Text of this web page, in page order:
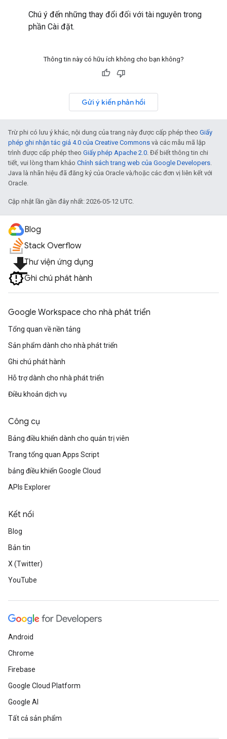
Chú ý đến những thay đổi đối với tài nguyên trong
phần Cài đặt.
Thông tin này có hữu ích không cho bạn không?
Gửi ý kiến phản hồi
Trừ phi có lưu ý khác, nội dung của trang này được cấp phép theo Giấy
phép ghi nhận tác giả 4.0 của Creative Commons và các mẫu mã lập
trình được cấp phép theo Giấy phép Apache 2.0. Để biết thông tin chi
tiết, vui lòng tham khảo Chính sách trang web của Google Developers.
Java là nhãn hiệu đã đăng ký của Oracle và/hoặc các đơn vị liên kết với
Oracle.
Cập nhật lần gần đây nhất: 2026-05-12 UTC.
Blog
Stack Overflow
file_downloadThư viện ứng dụng
Ghi chú phát hành
Google Workspace cho nhà phát triển
Tổng quan về nền tảng
Sản phẩm dành cho nhà phát triển
Ghi chú phát hành
Hỗ trợ dành cho nhà phát triển
Điều khoản dịch vụ
Công cụ
Bảng điều khiển dành cho quản trị viên
Trang tổng quan Apps Script
bảng điều khiển Google Cloud
APIs Explorer
Kết nối
Blog
Bản tin
X (Twitter)
YouTube
Android
Chrome
Firebase
Google Cloud Platform
Google AI
Tất cả sản phẩm